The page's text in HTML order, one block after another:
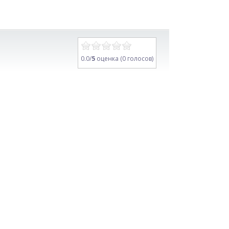
0.0/5 оценка (0 голосов)